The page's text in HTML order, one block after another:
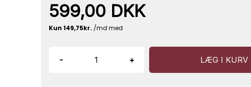
599,00 DKK
- + LÆG I KURV